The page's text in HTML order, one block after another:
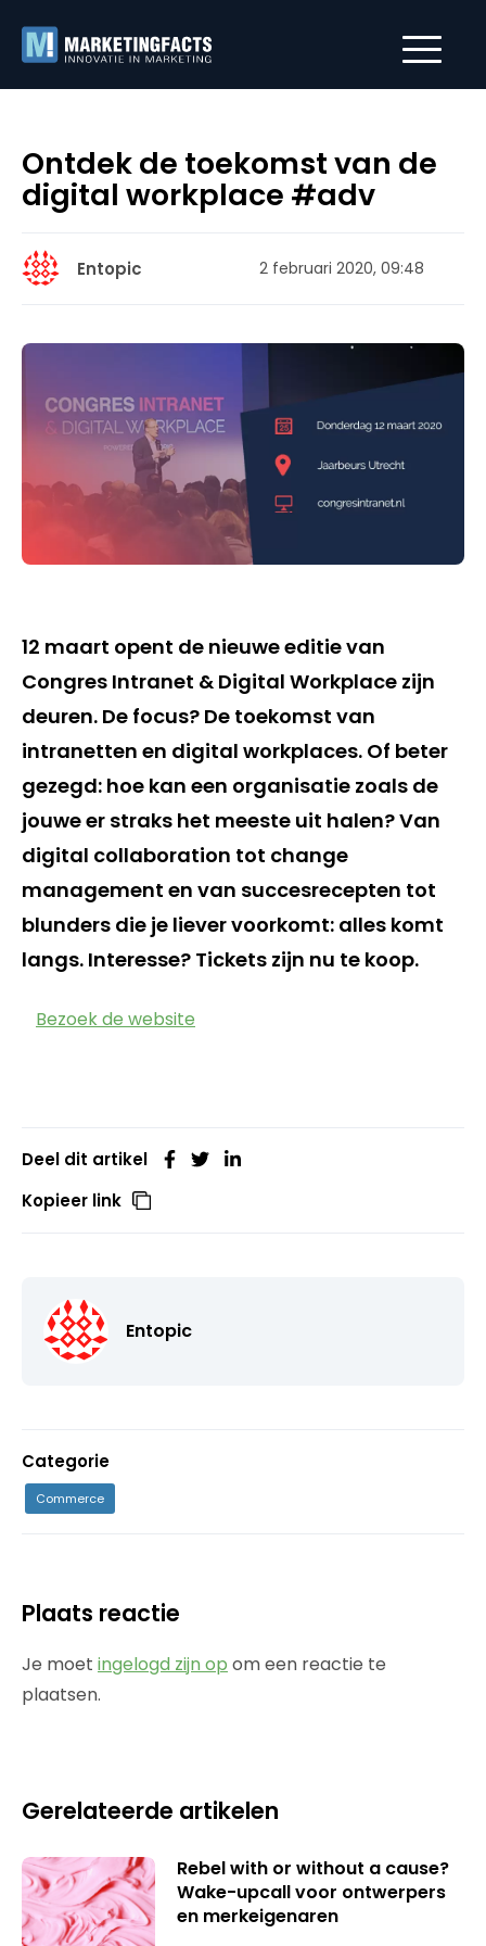
Ontdek de toekomst van de
digital workplace #adv
Entopic 2 februari 2020, 09:48
12 maart opent de nieuwe editie van
Congres Intranet & Digital Workplace zijn
deuren. De focus? De toekomst van
intranetten en digital workplaces. Of beter
gezegd: hoe kan een organisatie zoals de
jouwe er straks het meeste uit halen? Van
digital collaboration tot change
management en van succesrecepten tot
blunders die je liever voorkomt: alles komt
langs. Interesse? Tickets zijn nu te koop.
Bezoek de website
Deel dit artikel
Kopieer link
Entopic
Categorie
Commerce
Plaats reactie
Je moet ingelogd zijn op om een reactie te
plaatsen.
Gerelateerde artikelen
Rebel with or without a cause?
Wake-upcall voor ontwerpers
en merkeigenaren